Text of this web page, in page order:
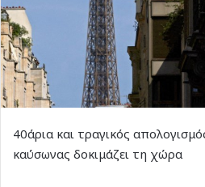
40άρια και τραγικός
καύσωνας δοκιμάζει τη χώρα